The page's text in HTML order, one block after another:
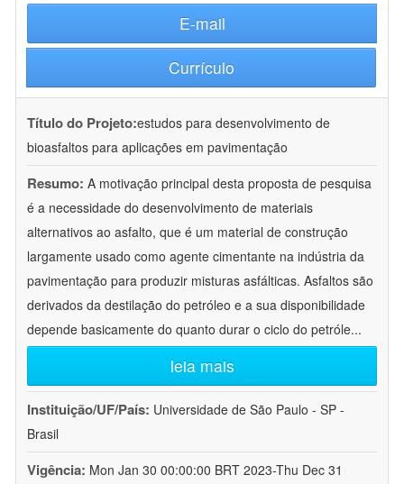
E-mail
Currículo
Título do Projeto:estudos para desenvolvimento de
bioasfaltos para aplicações em pavimentação
Resumo: A motivação principal desta proposta de pesquisa
é a necessidade do desenvolvimento de materiais
alternativos ao asfalto, que é um material de construção
largamente usado como agente cimentante na indústria da
pavimentação para produzir misturas asfálticas. Asfaltos são
derivados da destilação do petróleo e a sua disponibilidade
depende basicamente do quanto durar o ciclo do petróle...
leia mais
Instituição/UF/País: Universidade de São Paulo - SP -
Brasil
Vigência: Mon Jan 30 00:00:00 BRT 2023-Thu Dec 31